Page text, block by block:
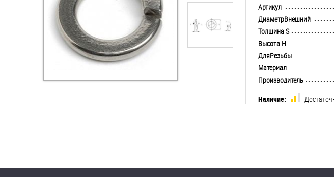
Дюбели
Дюймовый крепёж
Заклепки (Гайки-Заклепки)
Оснастка и аксессуары для
Артикул
ДиаметрВнешний
Толщина S
Высота H
ДляРезьбы
Материал
Производитель
Наличие: